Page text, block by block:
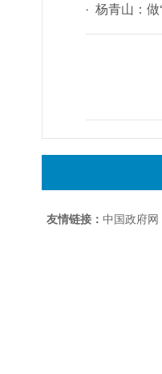
杨青山：做
友情链接： 中国政府网